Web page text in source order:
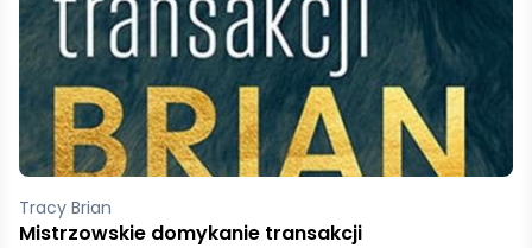
Tracy Brian
Mistrzowskie domykanie transakcji